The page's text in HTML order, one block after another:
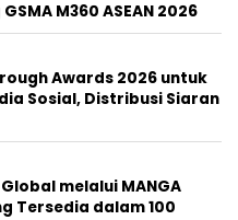
M360 ASEAN 2026
Awards 2026 untuk
Sosial, Distribusi Siaran
melalui MANGA
Tersedia dalam 100